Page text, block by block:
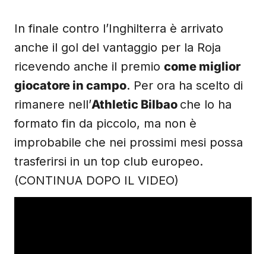
In finale contro l’Inghilterra è arrivato
anche il gol del vantaggio per la Roja
ricevendo anche il premio come miglior
giocatore in campo. Per ora ha scelto di
rimanere nell’Athletic Bilbao che lo ha
formato fin da piccolo, ma non è
improbabile che nei prossimi mesi possa
trasferirsi in un top club europeo.
(CONTINUA DOPO IL VIDEO)